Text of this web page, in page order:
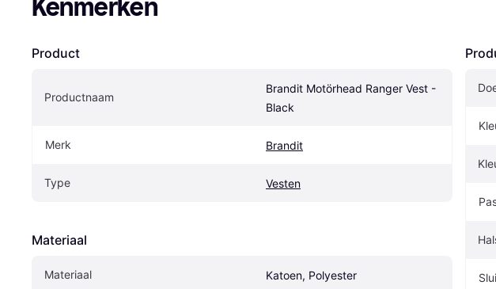
Kenmerken
Product
Productnaam
Brandit Motörhead Ranger Vest -
Black
Merk Brandit
Type Vesten
Materiaal
Materiaal Katoen, Polyester